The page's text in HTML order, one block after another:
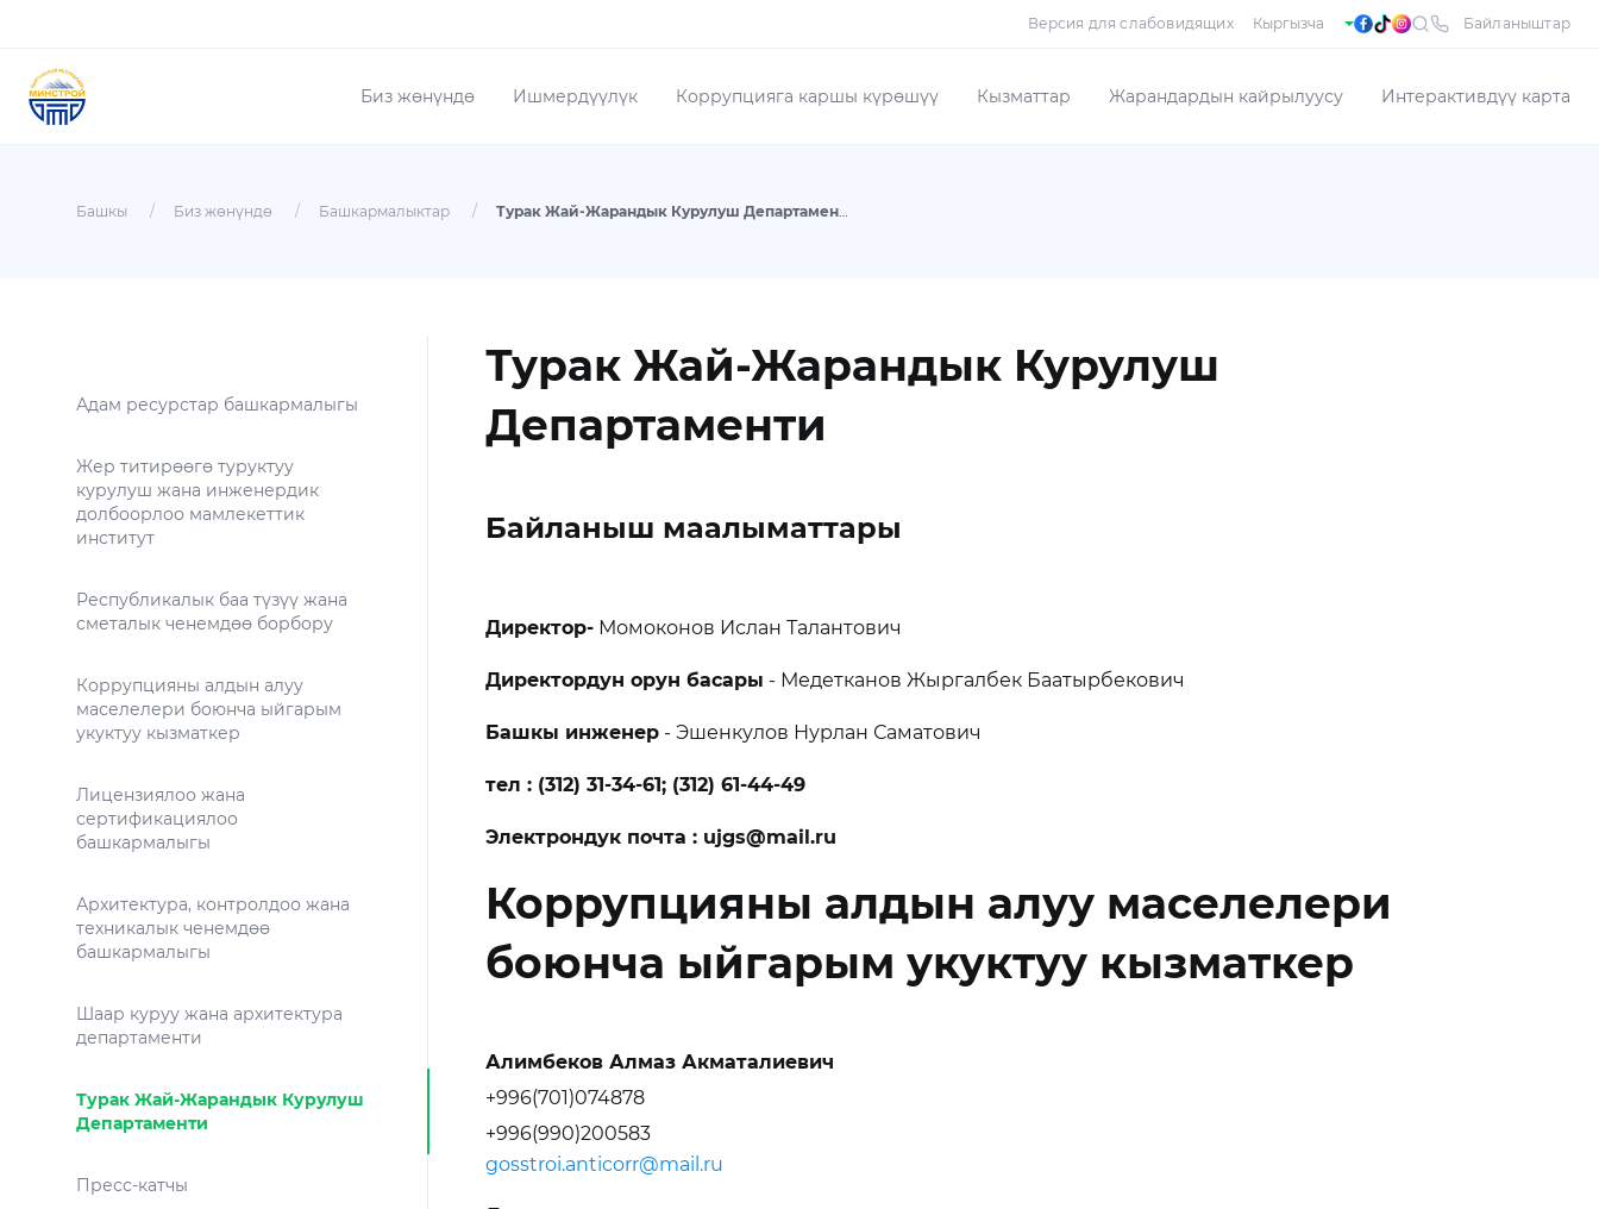
Версия для слабовидящих Байланыштар
Биз жөнүндө Ишмердүүлүк Коррупцияга каршы күрөшүү Кызматтар Жарандардын кайрылуусу Интерактивдүү карта
Башкы / Биз жөнүндө / Башкармалыктар / Турак Жай-Жарандык Курулуш Департаменти
Адам ресурстар башкармалыгы
Жер титирөөгө туруктуу
курулуш жана инженердик
долбоорлоо мамлекеттик
институт
Республикалык баа түзүү жана
сметалык ченемдөө борбору
Коррупцияны алдын алуу
маселелери боюнча ыйгарым
укуктуу кызматкер
Лицензиялоо жана
сертификациялоо
башкармалыгы
Архитектура, контролдоо жана
техникалык ченемдөө
башкармалыгы
Шаар куруу жана архитектура
департаменти
Турак Жай-Жарандык Курулуш
Департаменти
Пресс-катчы
Турак Жай-Жарандык Курулуш
Департаменти
Байланыш маалыматтары
Директор- Момоконов Ислан Талантович
Директордун орун басары - Медетканов Жыргалбек Баатырбекович
Башкы инженер - Эшенкулов Нурлан Саматович
тел : (312) 31-34-61; (312) 61-44-49
Электрондук почта : ujgs@mail.ru
Коррупцияны алдын алуу маселелери
боюнча ыйгарым укуктуу кызматкер
Алимбеков Алмаз Акматалиевич
+996(701)074878
+996(990)200583
gosstroi.anticorr@mail.ru